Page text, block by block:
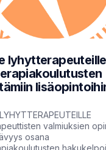
valmiuksien
osana